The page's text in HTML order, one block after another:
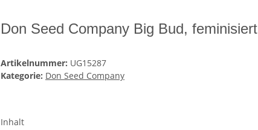
Don Seed Company Big Bud, feminisiert
Artikelnummer: UG15287
Kategorie: Don Seed Company
Inhalt